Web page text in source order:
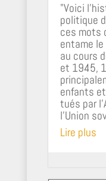
"Voici
politique
ces mots
entame
au cours
et 1945,
enfants
tués par
l’Union
Lire plus